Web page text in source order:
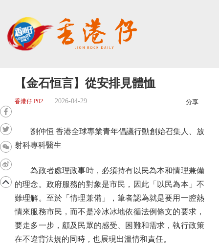
【金石恒言】從安排見體恤
香港仔 P02 2026-04-29 分享
劉仲恒 香港全球專業青年倡議行動創始召集人、放
射科專科醫生
為政者處理政事時，必須持有以民為本和情理兼備
的理念。政府服務的對象是市民，因此「以民為本」不
難理解。至於「情理兼備」，筆者認為就是要用一腔熱
情來服務市民，而不是冷冰冰地依循法例條文的要求，
要走多一步，顧及民眾的感受、困難和需求，執行政策
在不違背法規的同時，也展現出溫情和責任。